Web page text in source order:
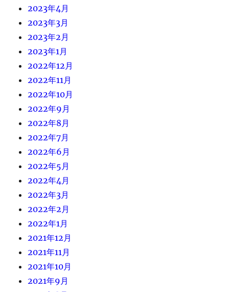
2023年4月
2023年3月
2023年2月
2023年1月
2022年12月
2022年11月
2022年10月
2022年9月
2022年8月
2022年7月
2022年6月
2022年5月
2022年4月
2022年3月
2022年2月
2022年1月
2021年12月
2021年11月
2021年10月
2021年9月